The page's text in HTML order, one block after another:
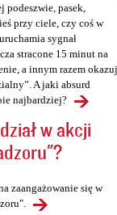
podeszwie, pasek,
przy ciele, czy coś w
sygnał
stracone 15 minut na
a innym razem
A jaki absurd
najbardziej?
w akcji
zaangażowanie się w